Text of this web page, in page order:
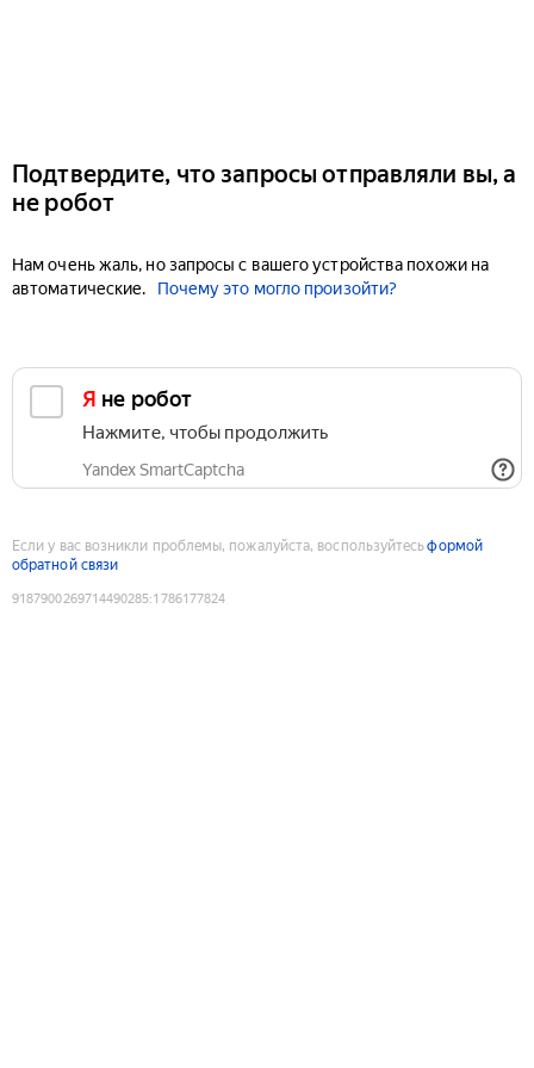
Подтвердите, что запросы отправляли вы, а
не робот
Нам очень жаль, но запросы с вашего устройства похожи на
автоматические.
Почему это могло произойти?
Я не робот
Нажмите, чтобы продолжить
Yandex SmartCaptcha
Если у вас возникли проблемы, пожалуйста, воспользуйтесьформой
обратной связи
9187900269714490285:1786177824